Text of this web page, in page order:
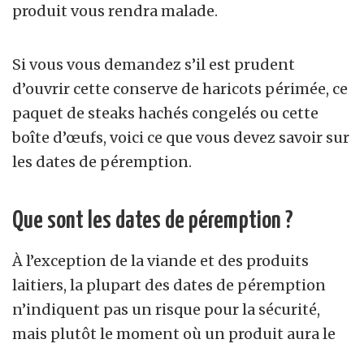
produit vous rendra malade.
Si vous vous demandez s’il est prudent
d’ouvrir cette conserve de haricots périmée, ce
paquet de steaks hachés congelés ou cette
boîte d’œufs, voici ce que vous devez savoir sur
les dates de péremption.
Que sont les dates de péremption ?
À l’exception de la viande et des produits
laitiers, la plupart des dates de péremption
n’indiquent pas un risque pour la sécurité,
mais plutôt le moment où un produit aura le